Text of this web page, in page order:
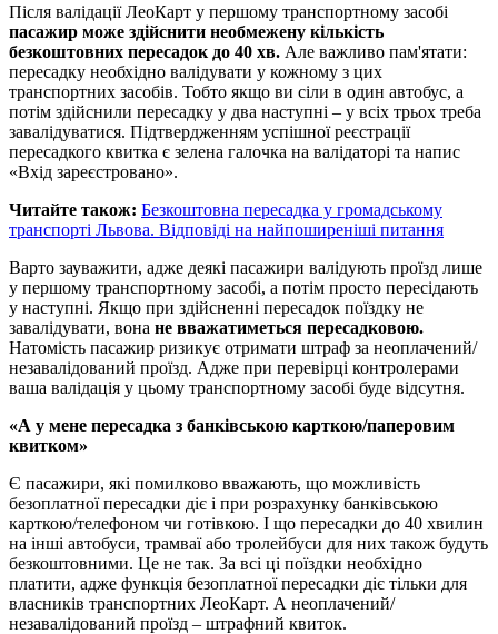
Після валідації ЛеоКарт у першому транспортному засобі
пасажир може здійснити необмежену кількість
безкоштовних пересадок до 40 хв. Але важливо пам'ятати:
пересадку необхідно валідувати у кожному з цих
транспортних засобів. Тобто якщо ви сіли в один автобус, а
потім здійснили пересадку у два наступні – у всіх трьох треба
завалідуватися. Підтвердженням успішної реєстрації
пересадкого квитка є зелена галочка на валідаторі та напис
«Вхід зареєстровано».
Читайте також: Безкоштовна пересадка у громадському
транспорті Львова. Відповіді на найпоширеніші питання
Варто зауважити, адже деякі пасажири валідують проїзд лише
у першому транспортному засобі, а потім просто пересідають
у наступні. Якщо при здійсненні пересадок поїздку не
завалідувати, вона не вважатиметься пересадковою.
Натомість пасажир ризикує отримати штраф за неоплачений/
незавалідований проїзд. Адже при перевірці контролерами
ваша валідація у цьому транспортному засобі буде відсутня.
«А у мене пересадка з банківською карткою/паперовим
квитком»
Є пасажири, які помилково вважають, що можливість
безоплатної пересадки діє і при розрахунку банківською
карткою/телефоном чи готівкою. І що пересадки до 40 хвилин
на інші автобуси, трамваї або тролейбуси для них також будуть
безкоштовними. Це не так. За всі ці поїздки необхідно
платити, адже функція безоплатної пересадки діє тільки для
власників транспортних ЛеоКарт. А неоплачений/
незавалідований проїзд – штрафний квиток.